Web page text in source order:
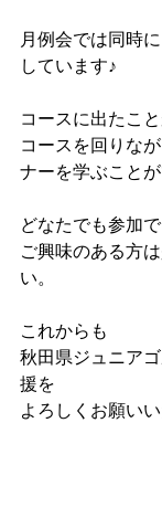
月例会では同時
しています♪
コースに出たこ
コースを回りな
ナーを学ぶこと
どなたでも参加で
ご興味のある方
い。
これからも
秋田県ジュニア
援を
よろしくお願い